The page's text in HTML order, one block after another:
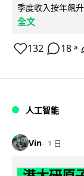
季度收入按年飆
全文
132 18 ↗
人工智能
Vin 1 日